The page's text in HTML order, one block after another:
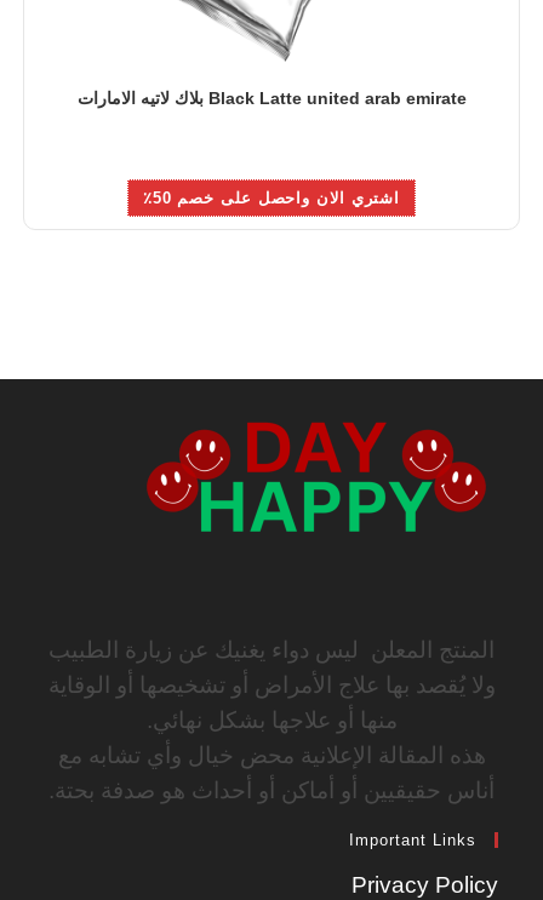
Black Latte united arab emirate بلاك لاتيه الامارات
اشتري الان واحصل على خصم 50٪
المنتج المعلن ليس دواء يغنيك عن زيارة الطبيب
ولا يُقصد بها علاج الأمراض أو تشخيصها أو الوقاية
منها أو علاجها بشكل نهائي.
هذه المقالة الإعلانية محض خيال وأي تشابه مع
أناس حقيقيين أو أماكن أو أحداث هو صدفة بحتة.
Important Links
Privacy Policy